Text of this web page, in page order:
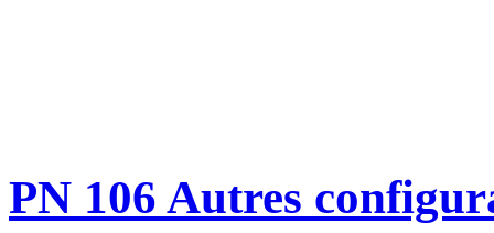
PN 106 Autres